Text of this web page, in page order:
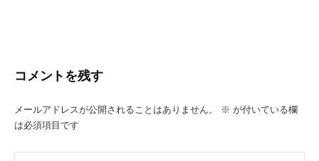
ー
ョ
ン
コメントを残す
メールアドレスが公開されることはありません。 ※ が付いている欄
は必須項目です